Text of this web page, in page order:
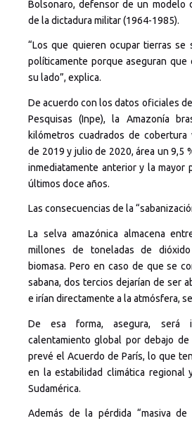
Bolsonaro, defensor de un modelo
de la dictadura militar (1964-1985).
“Los que quieren ocupar tierras se
políticamente porque aseguran
su lado”, explica.
De acuerdo con los datos oficiales
Pesquisas (Inpe), la Amazonía
kilómetros cuadrados de
de 2019 y julio de 2020, área un 9,5
inmediatamente anterior y la mayor
últimos doce años.
Las consecuencias de la
La selva amazónica almacena
millones de toneladas de
biomasa. Pero en caso de que se
sabana, dos tercios dejarían de ser
e irían directamente a la atmósfera,
De esa forma, asegura, será
calentamiento global por debajo
prevé el Acuerdo de París, lo que
en la estabilidad climática regional
Sudamérica.
Además de la pérdida “masiva